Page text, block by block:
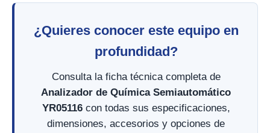
¿Quieres conocer este equipo en
profundidad?
Consulta la ficha técnica completa de
Analizador de Química Semiautomático
YR05116con todas sus especificaciones,
dimensiones, accesorios y opciones de